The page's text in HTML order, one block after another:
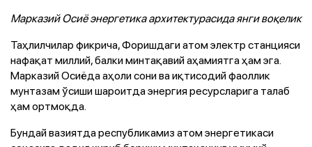
Марказий Осиё энергетика архитектурасида янги воқелик
Таҳлилчилар фикрича, Форишдаги атом электр станцияси
нафақат миллий, балки минтақавий аҳамиятга ҳам эга.
Марказий Осиёда аҳоли сони ва иқтисодий фаоллик
мунтазам ўсиши шароитда энергия ресурсларига талаб
ҳам ортмоқда.
Бундай вазиятда республикамиз атом энергетикаси